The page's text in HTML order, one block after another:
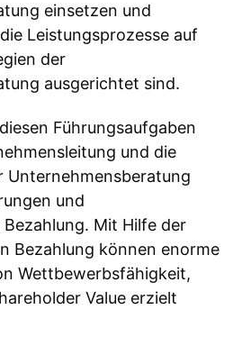
einsetzen und
Leistungsprozesse auf
der
ausgerichtet sind.
Führungsaufgaben
und die
Unternehmensberatung
und
Mit Hilfe der
Bezahlung können enorme
Wettbewerbsfähigkeit,
Value erzielt